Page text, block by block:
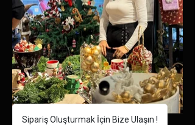
Sipariş Oluşturmak İçin Bize Ulaşın !